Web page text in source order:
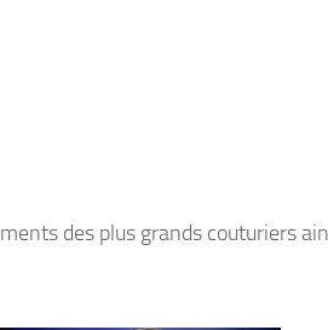
des plus grands couturiers